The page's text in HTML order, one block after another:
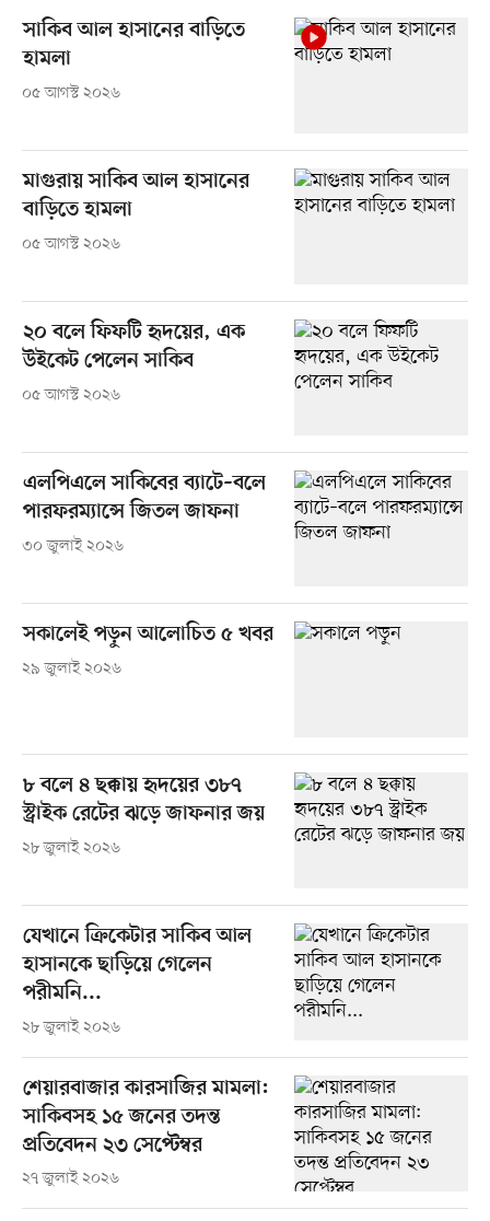
সাকিব আল হাসানের বাড়িতে
হামলা
০৫ আগস্ট ২০২৬
মাগুরায় সাকিব আল হাসানের
বাড়িতে হামলা
০৫ আগস্ট ২০২৬
২০ বলে ফিফটি হৃদয়ের, এক
উইকেট পেলেন সাকিব
০৫ আগস্ট ২০২৬
এলপিএলে সাকিবের ব্যাটে–বলে
পারফরম্যান্সে জিতল জাফনা
৩০ জুলাই ২০২৬
সকালেই পড়ুন আলোচিত ৫ খবর
২৯ জুলাই ২০২৬
৮ বলে ৪ ছক্কায় হৃদয়ের ৩৮৭
স্ট্রাইক রেটের ঝড়ে জাফনার জয়
২৮ জুলাই ২০২৬
যেখানে ক্রিকেটার সাকিব আল
হাসানকে ছাড়িয়ে গেলেন
পরীমনি...
২৮ জুলাই ২০২৬
শেয়ারবাজার কারসাজির মামলা:
সাকিবসহ ১৫ জনের তদন্ত
প্রতিবেদন ২৩ সেপ্টেম্বর
২৭ জুলাই ২০২৬